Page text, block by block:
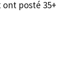
ont posté 35+